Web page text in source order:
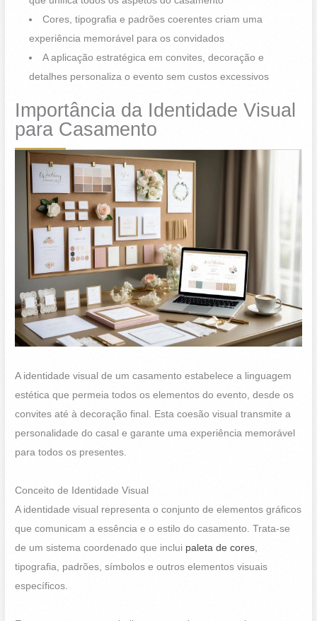
Cores, tipografia e padrões coerentes criam uma
experiência memorável para os convidados
A aplicação estratégica em convites, decoração e
detalhes personaliza o evento sem custos excessivos
Importância da Identidade Visual
para Casamento
A identidade visual de um casamento estabelece a linguagem
estética que permeia todos os elementos do evento, desde os
convites até à decoração final. Esta coesão visual transmite a
personalidade do casal e garante uma experiência memorável
para todos os presentes.
Conceito de Identidade Visual
A identidade visual representa o conjunto de elementos gráficos
que comunicam a essência e o estilo do casamento. Trata-se
de um sistema coordenado que inclui paleta de cores,
tipografia, padrões, símbolos e outros elementos visuais
específicos.